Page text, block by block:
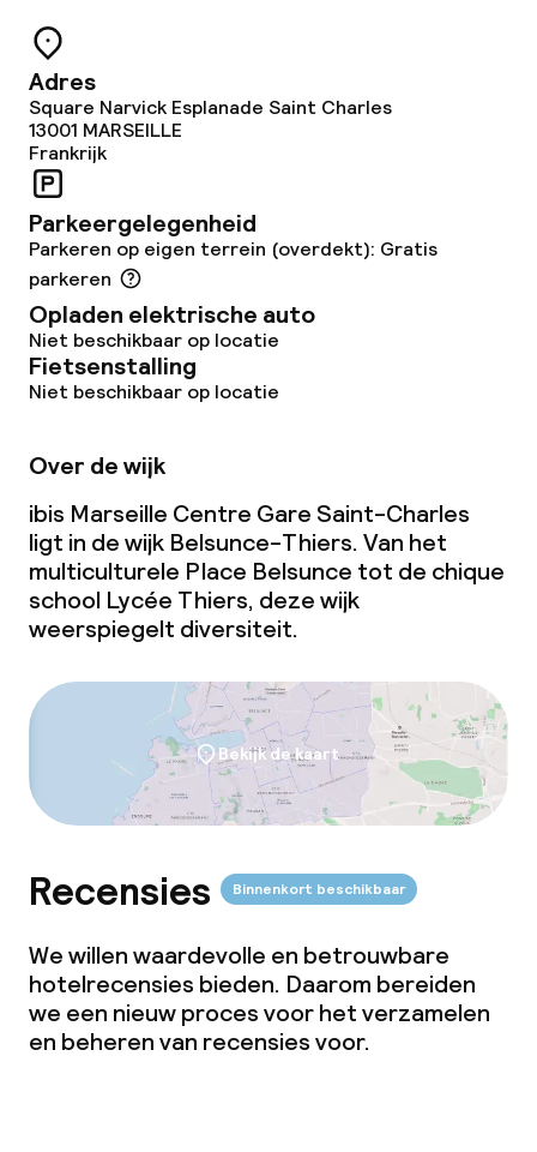
Kleine huisdieren toegestaan (minder
dan de 5 kg)
dan 5 kg)
Adres
Square Narvick Esplanade Saint Charles
13001 MARSEILLE
Frankrijk
Parkeergelegenheid
Parkeren op eigen terrein (overdekt): Gratis
parkeren
Opladen elektrische auto
Niet beschikbaar op locatie
Fietsenstalling
Niet beschikbaar op locatie
Over de wijk
ibis Marseille Centre Gare Saint-Charles
ligt in de wijk Belsunce-Thiers. Van het
multiculturele Place Belsunce tot de chique
school Lycée Thiers, deze wijk
weerspiegelt diversiteit.
Bekijk de kaart
Recensies Binnenkort beschikbaar
We willen waardevolle en betrouwbare
hotelrecensies bieden. Daarom bereiden
we een nieuw proces voor het verzamelen
en beheren van recensies voor.